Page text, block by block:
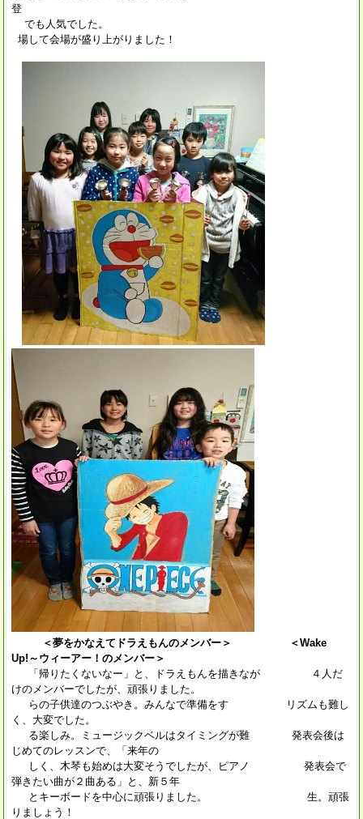
登
でも人気でした。
場して会場が盛り上がりました！
＜夢をかなえてドラえもんのメンバー＞
＜Wake
Up!～ウィーアー！のメンバー＞
「帰りたくないなー」と、ドラえもんを描きなが ４人だ
けのメンバーでしたが、頑張りました。
らの子供達のつぶやき。みんなで準備をす リズムも難し
く、大変でした。
る楽しみ。ミュージックベルはタイミングが難 発表会後は
じめてのレッスンで、「来年の
しく、木琴も始めは大変そうでしたが、ピアノ 発表会で
弾きたい曲が２曲ある」と、新５年
とキーボードを中心に頑張りました。 生。頑張
りましょう！